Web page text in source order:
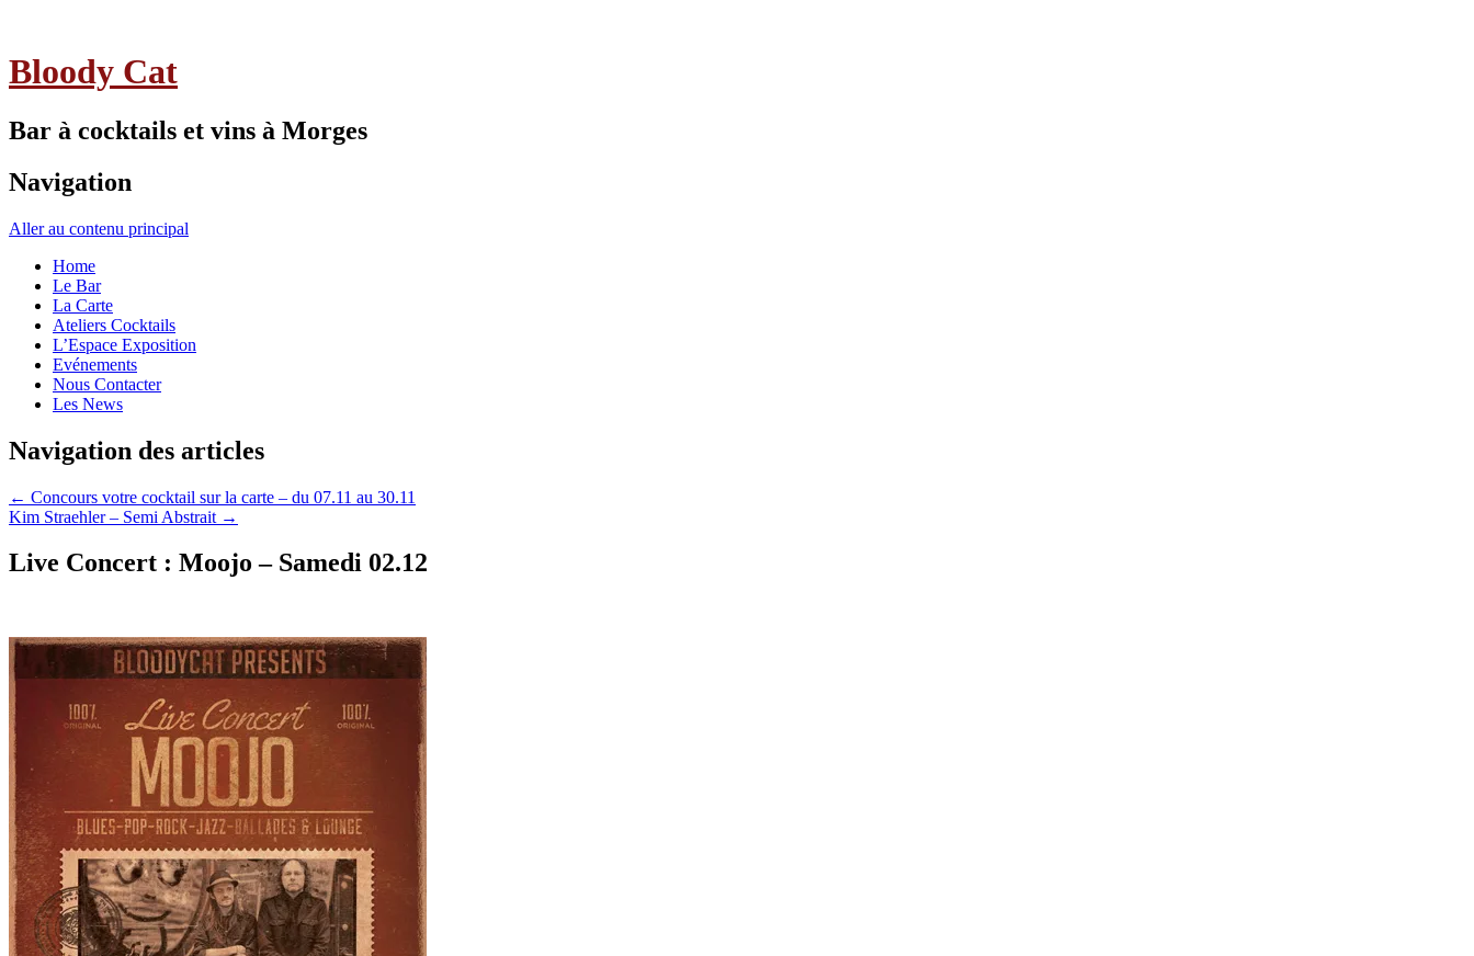
Bloody Cat
Bar à cocktails et vins à Morges
Navigation
Aller au contenu principal
Home
Le Bar
La Carte
Ateliers Cocktails
L’Espace Exposition
Evénements
Nous Contacter
Les News
Navigation des articles
← Concours votre cocktail sur la carte – du 07.11 au 30.11
Kim Straehler – Semi Abstrait →
Live Concert : Moojo – Samedi 02.12